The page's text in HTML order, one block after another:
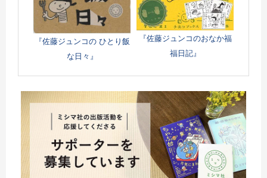
『佐藤ジュンコの ひとり飯
な日々』
『佐藤ジュンコのおなか福
福日記』